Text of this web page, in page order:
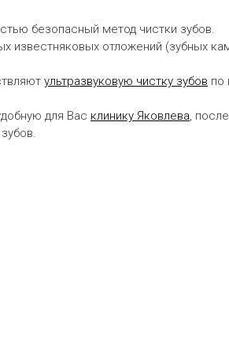
безопасный метод чистки зубов.
известняковых отложений (зубных
ультразвуковую чистку зубов по
для Вас клинику Яковлева,